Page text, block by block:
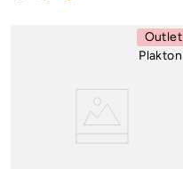
Outlet
Plakton